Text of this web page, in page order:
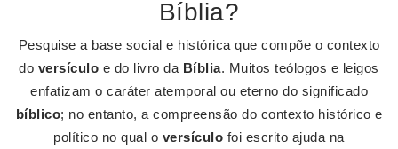
Bíblia?
Pesquise a base social e histórica que compõe o contexto
do versículo e do livro da Bíblia. Muitos teólogos e leigos
enfatizam o caráter atemporal ou eterno do significado
bíblico; no entanto, a compreensão do contexto histórico e
político no qual o versículo foi escrito ajuda na